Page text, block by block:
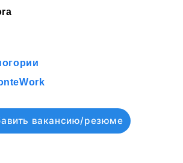
вакансию/резюме